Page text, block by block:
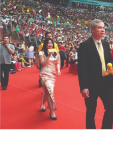
新闻内容
商页菁英
快讯
电子杂志
Search